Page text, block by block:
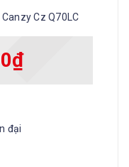
Canzy Cz Q70LC
₫
đại